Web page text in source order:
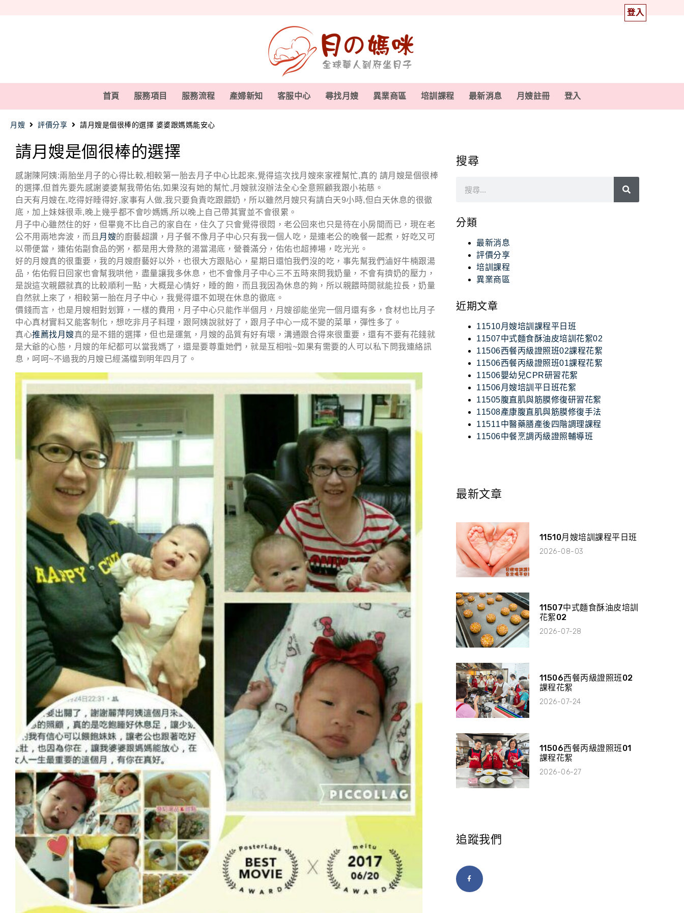
登入
首頁 服務項目 服務流程 產婦新知 客服中心 尋找月嫂 異業商區 培訓課程 最新消息 月嫂註冊 登入
月嫂 評價分享 請月嫂是個很棒的選擇 婆婆跟媽媽能安心
請月嫂是個很棒的選擇
感謝陳阿姨:兩胎坐月子的心得比較,相較第一胎去月子中心比起來,覺得這次找月嫂來家裡幫忙,真的 請月嫂是個很棒
的選擇,但首先要先感謝婆婆幫我帶佑佑,如果沒有她的幫忙,月嫂就沒辦法全心全意照顧我跟小祐慈。
白天有月嫂在,吃得好睡得好,家事有人做,我只要負責吃跟餵奶，所以雖然月嫂只有請白天9小時,但白天休息的很徹
底，加上妹妹很乖,晚上幾乎都不會吵媽媽,所以晚上自己帶其實並不會很累。
月子中心雖然住的好，但畢竟不比自己的家自在，住久了只會覺得很悶，老公回來也只是待在小房間而已，現在老
公不用兩地奔波，而且 月嫂的廚藝超讚，月子餐不像月子中心只有我一個人吃，是連老公的晚餐一起煮，好吃又可
以帶便當，連佑佑副食品的粥，都是用大骨熬的湯當湯底，營養滿分，佑佑也超捧場，吃光光。
好的月嫂真的很重要，我的月嫂廚藝好以外，也很大方跟貼心，星期日還怕我們沒的吃，事先幫我們滷好牛楠跟湯
品，佑佑假日回家也會幫我哄他，盡量讓我多休息，也不會像月子中心三不五時來問我奶量，不會有擠奶的壓力，
是說這次親餵就真的比較順利一點，大概是心情好，睡的飽，而且我因為休息的夠，所以親餵時間就能拉長，奶量
自然就上來了，相較第一胎在月子中心，我覺得還不如現在休息的徹底。
價錢而言，也是月嫂相對划算，一樣的費用，月子中心只能作半個月，月嫂卻能坐完一個月還有多，食材也比月子
中心真材實料又能客制化，想吃非月子料理，跟阿姨說就好了，跟月子中心一成不變的菜單，彈性多了。
真心推薦找月嫂真的是不錯的選擇，但也是運氣，月嫂的品質有好有壞，溝通跟合得來很重要，還有不要有花錢就
是大爺的心態，月嫂的年紀都可以當我媽了，還是要尊重她們，就是互相啦~如果有需要的人可以私下問我連絡訊
息，呵呵~不過我的月嫂已經滿檔到明年四月了。
搜尋
分類
最新消息
評價分享
培訓課程
異業商區
近期文章
11510月嫂培訓課程平日班
11507中式麵食酥油皮培訓花絮02
11506西餐丙級證照班02課程花絮
11506西餐丙級證照班01課程花絮
11506嬰幼兒CPR研習花絮
11506月嫂培訓平日班花絮
11505腹直肌與筋膜修復研習花絮
11508產康腹直肌與筋膜修復手法
11511中醫藥膳產後四階調理課程
11506中餐烹調丙級證照輔導班
最新文章
11510月嫂培訓課程平日班
2026-08-03
11507中式麵食酥油皮培訓
花絮02
2026-07-28
11506西餐丙級證照班02
課程花絮
2026-07-24
11506西餐丙級證照班01
課程花絮
2026-06-27
追蹤我們